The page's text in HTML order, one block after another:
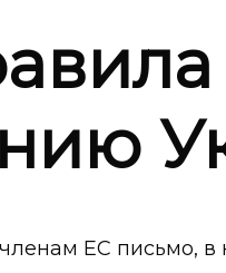
ЕС письмо,